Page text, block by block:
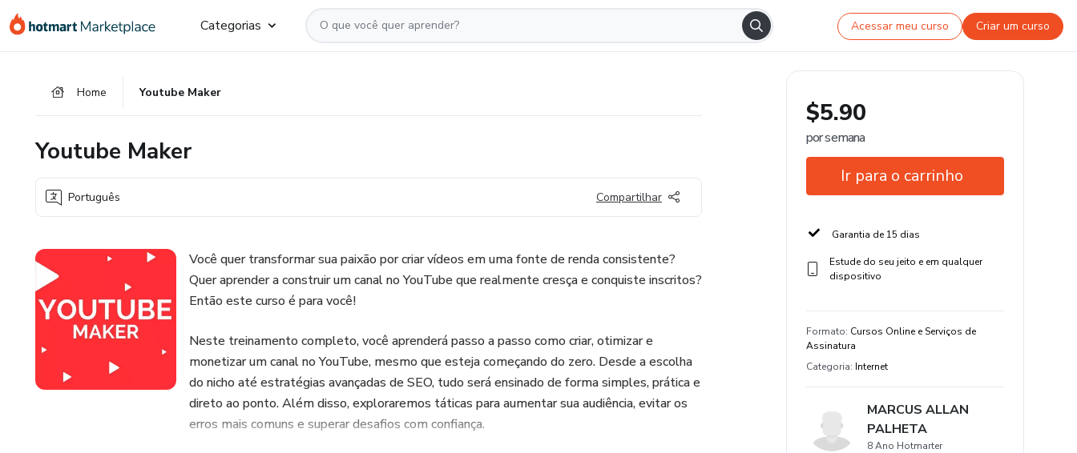
para
para
para
Categorias Acessar meu curso Criar um curso
Home Youtube Maker
Youtube Maker
Português Compartilhar
Você quer transformar sua paixão por criar vídeos em uma fonte de renda consistente?
Quer aprender a construir um canal no YouTube que realmente cresça e conquiste inscritos?
Então este curso é para você!
Neste treinamento completo, você aprenderá passo a passo como criar, otimizar e
monetizar um canal no YouTube, mesmo que esteja começando do zero. Desde a escolha
do nicho até estratégias avançadas de SEO, tudo será ensinado de forma simples, prática e
direto ao ponto. Além disso, exploraremos táticas para aumentar sua audiência, evitar os
erros mais comuns e superar desafios com confiança.
$5.90
por semana
Ir para o carrinho
Garantia de 15 dias
Estude do seu jeito e em qualquer
dispositivo
Formato: Cursos Online e Serviços de
Assinatura
Categoria: Internet
MARCUS ALLAN
PALHETA
8 Ano Hotmarter